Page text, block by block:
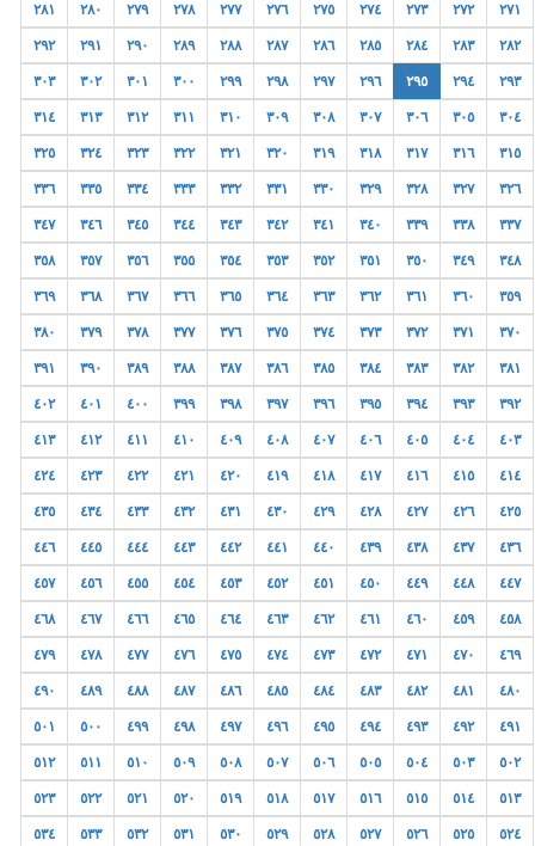
٢٧١ ٢٧٢ ٢٧٣ ٢٧٤ ٢٧٥ ٢٧٦ ٢٧٧ ٢٧٨ ٢٧٩ ٢٨٠ ٢٨١
٢٨٢ ٢٨٣ ٢٨٤ ٢٨٥ ٢٨٦ ٢٨٧ ٢٨٨ ٢٨٩ ٢٩٠ ٢٩١ ٢٩٢
٢٩٣ ٢٩٤ ٢٩٥ ٢٩٦ ٢٩٧ ٢٩٨ ٢٩٩ ٣٠٠ ٣٠١ ٣٠٢ ٣٠٣
٣٠٤ ٣٠٥ ٣٠٦ ٣٠٧ ٣٠٨ ٣٠٩ ٣١٠ ٣١١ ٣١٢ ٣١٣ ٣١٤
٣١٥ ٣١٦ ٣١٧ ٣١٨ ٣١٩ ٣٢٠ ٣٢١ ٣٢٢ ٣٢٣ ٣٢٤ ٣٢٥
٣٢٦ ٣٢٧ ٣٢٨ ٣٢٩ ٣٣٠ ٣٣١ ٣٣٢ ٣٣٣ ٣٣٤ ٣٣٥ ٣٣٦
٣٣٧ ٣٣٨ ٣٣٩ ٣٤٠ ٣٤١ ٣٤٢ ٣٤٣ ٣٤٤ ٣٤٥ ٣٤٦ ٣٤٧
٣٤٨ ٣٤٩ ٣٥٠ ٣٥١ ٣٥٢ ٣٥٣ ٣٥٤ ٣٥٥ ٣٥٦ ٣٥٧ ٣٥٨
٣٥٩ ٣٦٠ ٣٦١ ٣٦٢ ٣٦٣ ٣٦٤ ٣٦٥ ٣٦٦ ٣٦٧ ٣٦٨ ٣٦٩
٣٧٠ ٣٧١ ٣٧٢ ٣٧٣ ٣٧٤ ٣٧٥ ٣٧٦ ٣٧٧ ٣٧٨ ٣٧٩ ٣٨٠
٣٨١ ٣٨٢ ٣٨٣ ٣٨٤ ٣٨٥ ٣٨٦ ٣٨٧ ٣٨٨ ٣٨٩ ٣٩٠ ٣٩١
٣٩٢ ٣٩٣ ٣٩٤ ٣٩٥ ٣٩٦ ٣٩٧ ٣٩٨ ٣٩٩ ٤٠٠ ٤٠١ ٤٠٢
٤٠٣ ٤٠٤ ٤٠٥ ٤٠٦ ٤٠٧ ٤٠٨ ٤٠٩ ٤١٠ ٤١١ ٤١٢ ٤١٣
٤١٤ ٤١٥ ٤١٦ ٤١٧ ٤١٨ ٤١٩ ٤٢٠ ٤٢١ ٤٢٢ ٤٢٣ ٤٢٤
٤٢٥ ٤٢٦ ٤٢٧ ٤٢٨ ٤٢٩ ٤٣٠ ٤٣١ ٤٣٢ ٤٣٣ ٤٣٤ ٤٣٥
٤٣٦ ٤٣٧ ٤٣٨ ٤٣٩ ٤٤٠ ٤٤١ ٤٤٢ ٤٤٣ ٤٤٤ ٤٤٥ ٤٤٦
٤٤٧ ٤٤٨ ٤٤٩ ٤٥٠ ٤٥١ ٤٥٢ ٤٥٣ ٤٥٤ ٤٥٥ ٤٥٦ ٤٥٧
٤٥٨ ٤٥٩ ٤٦٠ ٤٦١ ٤٦٢ ٤٦٣ ٤٦٤ ٤٦٥ ٤٦٦ ٤٦٧ ٤٦٨
٤٦٩ ٤٧٠ ٤٧١ ٤٧٢ ٤٧٣ ٤٧٤ ٤٧٥ ٤٧٦ ٤٧٧ ٤٧٨ ٤٧٩
٤٨٠ ٤٨١ ٤٨٢ ٤٨٣ ٤٨٤ ٤٨٥ ٤٨٦ ٤٨٧ ٤٨٨ ٤٨٩ ٤٩٠
٤٩١ ٤٩٢ ٤٩٣ ٤٩٤ ٤٩٥ ٤٩٦ ٤٩٧ ٤٩٨ ٤٩٩ ٥٠٠ ٥٠١
٥٠٢ ٥٠٣ ٥٠٤ ٥٠٥ ٥٠٦ ٥٠٧ ٥٠٨ ٥٠٩ ٥١٠ ٥١١ ٥١٢
٥١٣ ٥١٤ ٥١٥ ٥١٦ ٥١٧ ٥١٨ ٥١٩ ٥٢٠ ٥٢١ ٥٢٢ ٥٢٣
٥٢٤ ٥٢٥ ٥٢٦ ٥٢٧ ٥٢٨ ٥٢٩ ٥٣٠ ٥٣١ ٥٣٢ ٥٣٣ ٥٣٤